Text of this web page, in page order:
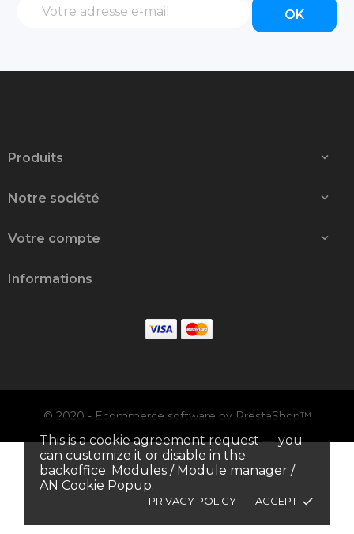
This is a cookie agreement request — you
can customize it or disable in the
backoffice: Modules / Module manager /
AN Cookie Popup.
PRIVACY POLICY ACCEPT done
APPLE IPHONE 17 PRO
1 499,00 €
AJOUTER AU PANIER
Produits 
Notre société 
Votre compte 
Informations
© 2020 - Ecommerce software by PrestaShop™